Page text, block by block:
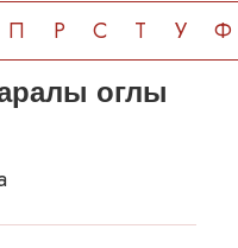
П Р С Т У Ф
оглы